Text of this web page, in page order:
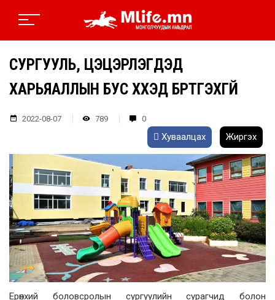
СУРГУУЛЬ, ЦЭЦЭРЛЭГҮҮДЭД
ХАРЬЯАЛЛЫН БУС ХҮҮХЭД БҮРТГЭХГҮЙ
2022-08-07 789 0
Хуваалцах Жиргэх
Ерөнхий боловсролын сургуулийн сурагчид болон